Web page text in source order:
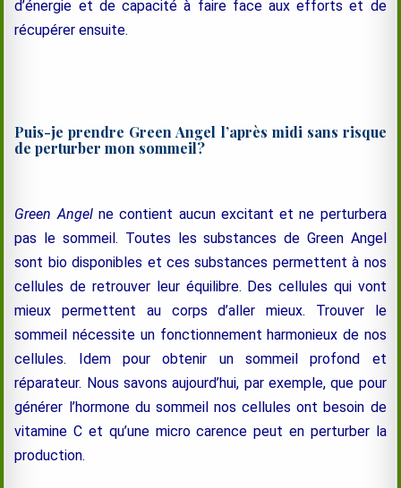
d’énergie et de capacité à faire face aux efforts et de
récupérer ensuite.
Puis-je prendre Green Angel l’après midi sans risque
de perturber mon sommeil?
Green Angel ne contient aucun excitant et ne perturbera
pas le sommeil. Toutes les substances de Green Angel
sont bio disponibles et ces substances permettent à nos
cellules de retrouver leur équilibre. Des cellules qui vont
mieux permettent au corps d’aller mieux. Trouver le
sommeil nécessite un fonctionnement harmonieux de nos
cellules. Idem pour obtenir un sommeil profond et
réparateur. Nous savons aujourd’hui, par exemple, que pour
générer l’hormone du sommeil nos cellules ont besoin de
vitamine C et qu’une micro carence peut en perturber la
production.